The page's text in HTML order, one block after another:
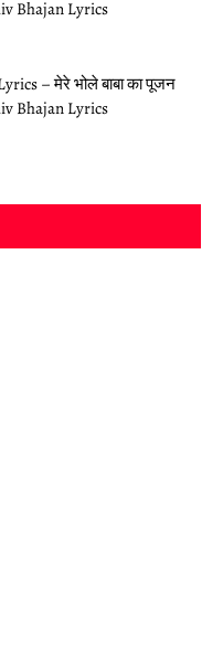
Bhajan Lyrics
– मेरे भोले बाबा का पूजन
Bhajan Lyrics